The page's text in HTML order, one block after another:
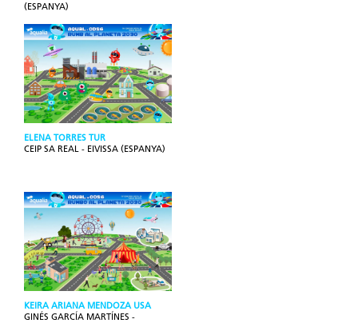
(ESPANYA)
ELENA TORRES TUR
CEIP SA REAL - EIVISSA (ESPANYA)
KEIRA ARIANA MENDOZA USA
GINÉS GARCÍA MARTÍNES -